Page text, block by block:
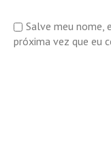
Salve meu nome,
próxima vez que eu